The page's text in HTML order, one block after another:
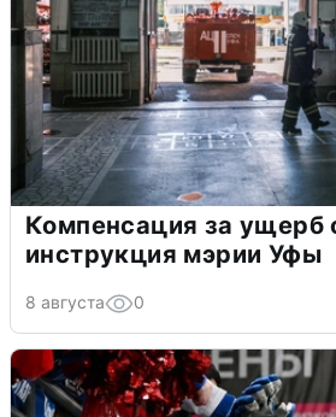
Компенсация за ущерб
инструкция мэрии Уфы
8 августа 0